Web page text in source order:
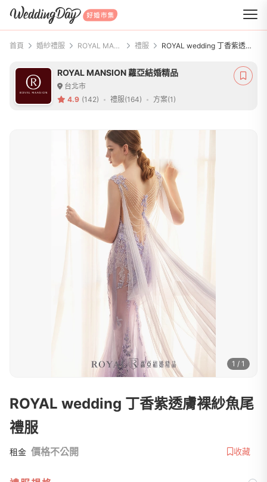
WeddingDay 好婚市集
首頁 婚紗禮服 ROYAL MANSION 蘿亞結婚精品 禮服 ROYAL wedding 丁香紫透膚裸紗魚尾禮服
ROYAL MANSION 蘿亞結婚精品
台北市
4.9 (142) 禮服(164) 方案(1)
1 / 1
ROYAL wedding 丁香紫透膚裸紗魚尾
禮服
租金 價格不公開 收藏